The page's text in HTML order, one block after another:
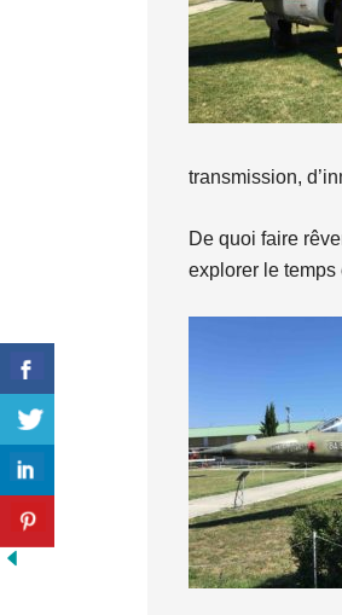
transmission,
De quoi faire
explorer le temps